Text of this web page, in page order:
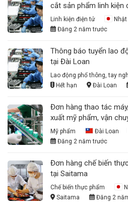
cắt sản phẩm linh kiện
Linh kiện điện tử Nhật
Đăng 2 năm trước
Thông báo tuyển lao
tại Đài Loan
Lao động phổ thông, tay
Hết hạn
Đài Loan
Đơn hàng thao tác
xuất mỹ phẩm, vận
Mỹ phẩm Đài Loan
Đăng 2 năm trước
Đơn hàng chế biến
tại Saitama
Chế biến thực phẩm
Saitama
Đăng 2